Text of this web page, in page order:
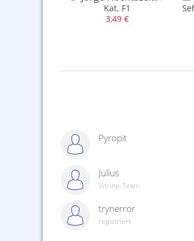
Kat. F1
3,49 €
Pyropit
Julius
Vitrine-Team
trynerror
registriert